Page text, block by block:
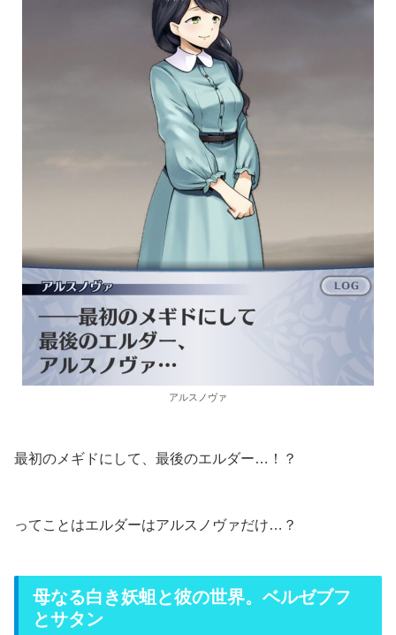
アルスノヴァ
最初のメギドにして、最後のエルダー…！？
ってことはエルダーはアルスノヴァだけ…？
母なる白き妖蛆と彼の世界。ベルゼブフ
とサタン